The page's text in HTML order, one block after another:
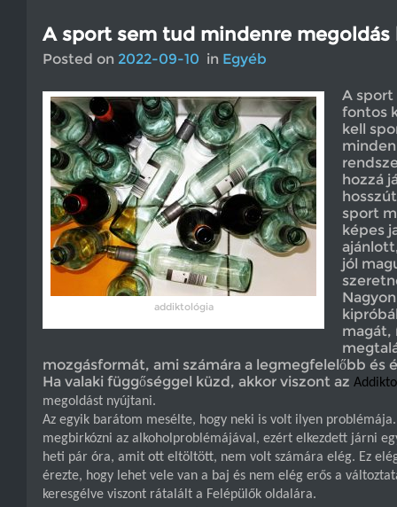
A sport sem tud mindenre megoldás
Posted on 2022-09-10 in Egyéb
addiktológia
A
fontos
kell
hozzá
sport
képes
jól
magát,
mozgásformát, ami számára a legmegfelelőbb és
Ha valaki függőséggel küzd, akkor viszont az
megoldást nyújtani.
Az egyik barátom mesélte, hogy neki is volt ilyen
megbirkózni az alkoholproblémájával, ezért elkezdett járni
heti pár óra, amit ott eltöltött, nem volt számára elég. Ez
érezte, hogy lehet vele van a baj és nem elég erős a
keresgélve viszont rátalált a Felépülők oldalára.